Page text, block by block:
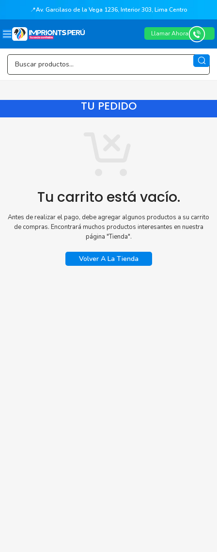
📍Av. Garcilaso de la Vega 1236, Interior 303, Lima Centro
Llamar Ahora
TU PEDIDO
Tu carrito está vacío.
Antes de realizar el pago, debe agregar algunos productos a su carrito
de compras. Encontrará muchos productos interesantes en nuestra
página "Tienda".
Volver A La Tienda